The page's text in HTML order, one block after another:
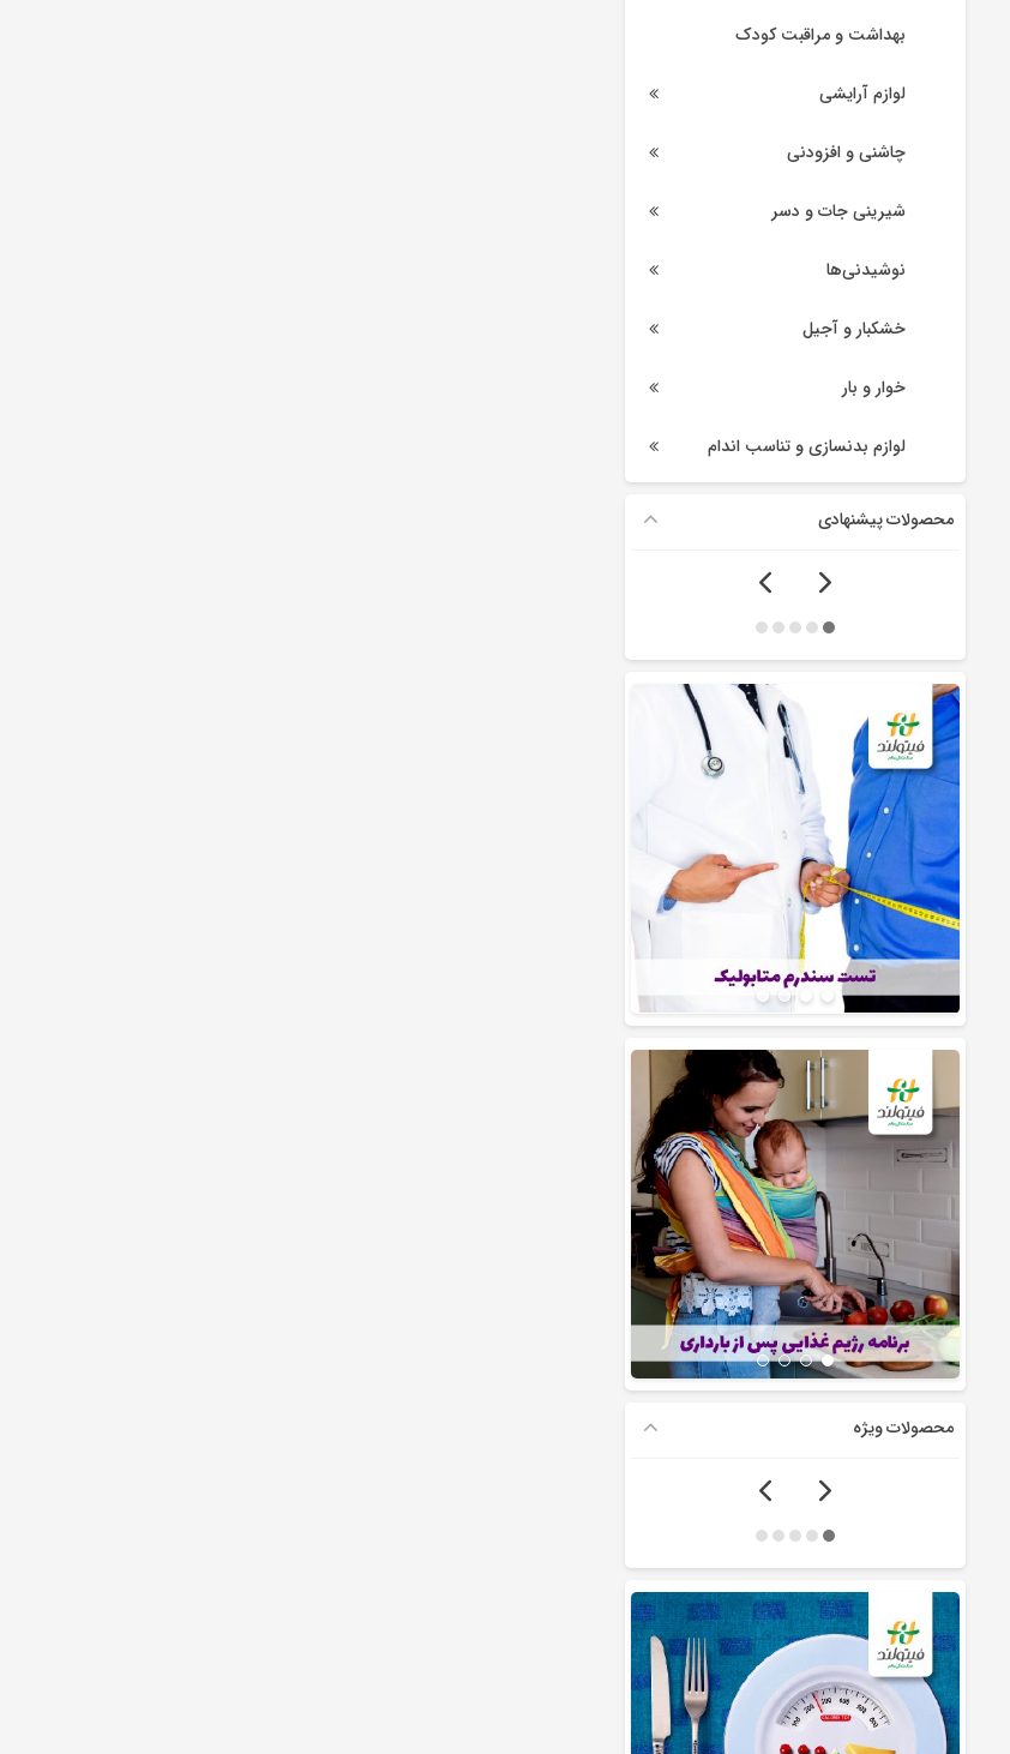
بهداشت و مراقبت کودک
لوازم آرایشی
چاشنی و افزودنی
شیرینی جات و دسر
نوشیدنی‌ها
خشکبار و آجیل
خوار و بار
لوازم بدنسازی و تناسب اندام
محصولات پیشنهادی
محصولات ویژه